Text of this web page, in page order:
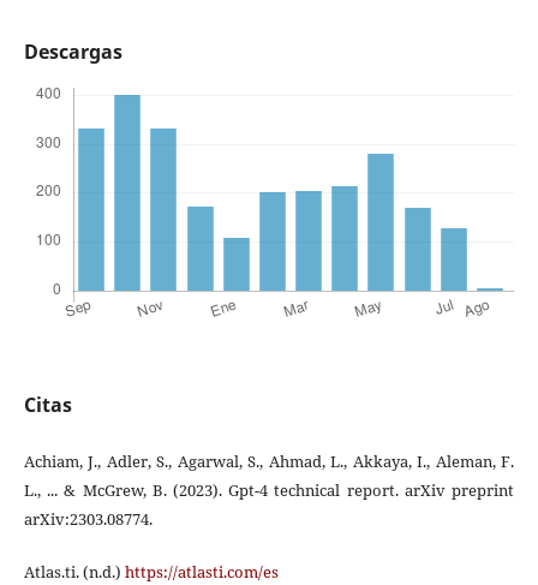
Descargas
Citas
Achiam, J., Adler, S., Agarwal, S., Ahmad, L., Akkaya, I., Aleman, F.
L., ... & McGrew, B. (2023). Gpt-4 technical report. arXiv preprint
arXiv:2303.08774.
Atlas.ti. (n.d.) https://atlasti.com/es